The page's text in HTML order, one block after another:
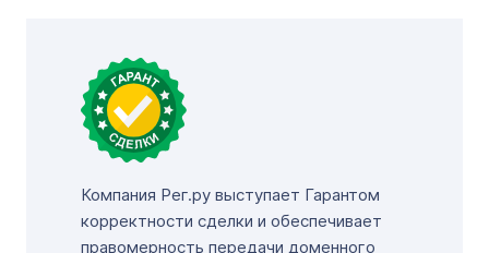
Компания Рег.ру выступает Гарантом
корректности сделки и обеспечивает
правомерность передачи доменного